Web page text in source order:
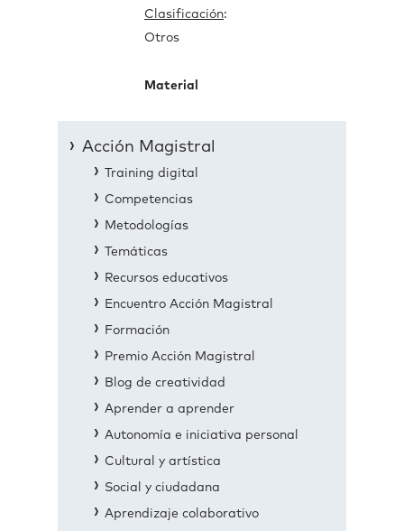
Clasificación:
Otros
Material
Acción Magistral
Training digital
Competencias
Metodologías
Temáticas
Recursos educativos
Encuentro Acción Magistral
Formación
Premio Acción Magistral
Blog de creatividad
Aprender a aprender
Autonomía e iniciativa personal
Cultural y artística
Social y ciudadana
Aprendizaje colaborativo